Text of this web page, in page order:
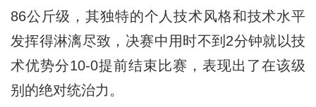
86公斤级，其独特的个人技术风格和技术水平
发挥得淋漓尽致，决赛中用时不到2分钟就以技
术优势分10-0提前结束比赛，表现出了在该级
别的绝对统治力。